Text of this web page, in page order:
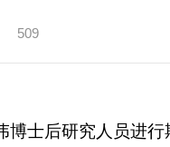
509
博士后研究人员进行